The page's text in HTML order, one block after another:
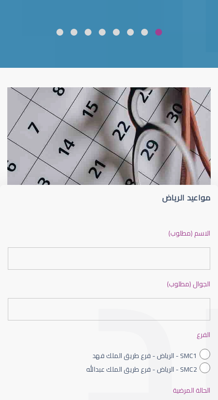
قلوبال لرعاية العين ضعف نظر
ضعف نظر الاطفال
مواعيد الرياض
الاسم (مطلوب)
الجوال (مطلوب)
الفرع
SMC1 - الرياض - فرع طريق الملك فهد
SMC2 - الرياض - فرع طريق الملك عبدالله
الحالة المرضية